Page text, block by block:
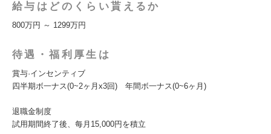
給与はどのくらい貰えるか
800万円 ～ 1299万円
待遇・福利厚生は
賞与·インセンティブ
四半期ボ一ナス(0~2ヶ月x3回) 年間ボ一ナス(0~6ヶ月)
退職金制度
試用期間終了後、每月15,000円を積立